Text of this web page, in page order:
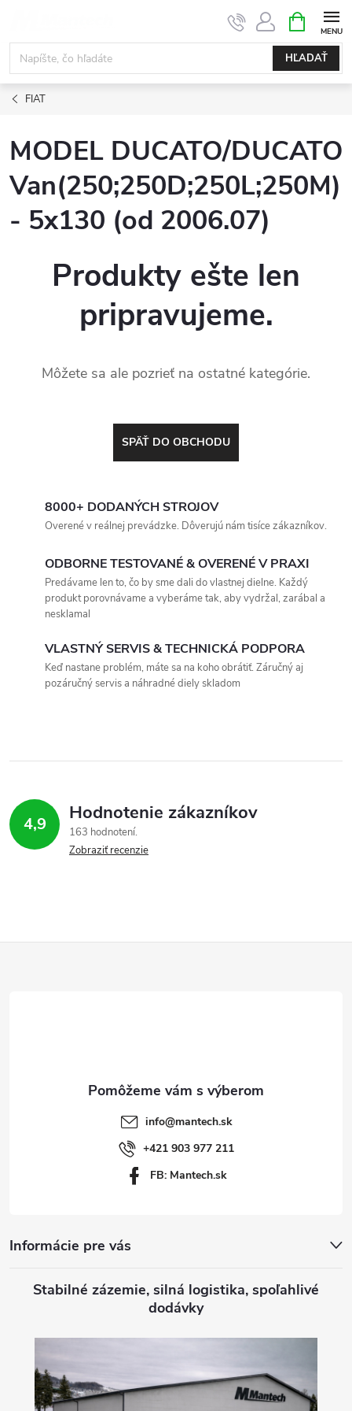
obsah
HĽADAŤ
KOŠÍK
FIAT
MODEL DUCATO/DUCATO
Van(250;250D;250L;250M)
- 5x130 (od 2006.07)
Produkty ešte len
pripravujeme.
Môžete sa ale pozrieť na ostatné kategórie.
SPÄŤ DO OBCHODU
8000+ DODANÝCH STROJOV
Overené v reálnej prevádzke. Dôverujú nám tisíce zákazníkov.
ODBORNE TESTOVANÉ & OVERENÉ V PRAXI
Predávame len to, čo by sme dali do vlastnej dielne. Každý
produkt porovnávame a vyberáme tak, aby vydržal, zarábal a
nesklamal
VLASTNÝ SERVIS & TECHNICKÁ PODPORA
Keď nastane problém, máte sa na koho obrátiť. Záručný aj
pozáručný servis a náhradné diely skladom
4,9 Hodnotenie zákazníkov
163 hodnotení
Zobraziť recenzie
info@mantech.sk
+421 903 977 211
FB: Mantech.sk
Informácie pre vás
Stabilné zázemie, silná logistika, spoľahlivé
dodávky